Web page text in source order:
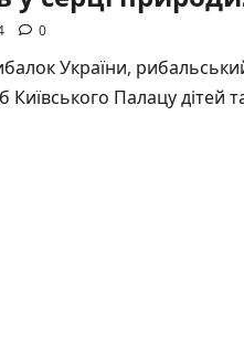
0
України,
Київського Палацу дітей